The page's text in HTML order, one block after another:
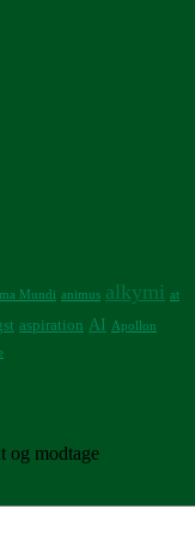
Mundi animus alkymi at
aspiration AI Apollon
og modtage